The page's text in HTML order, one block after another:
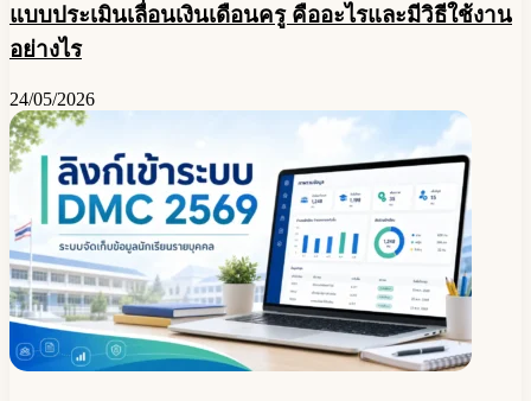
แบบประเมินเลื่อนเงินเดือนครู คืออะไรและมีวิธีใช้งาน
อย่างไร
24/05/2026